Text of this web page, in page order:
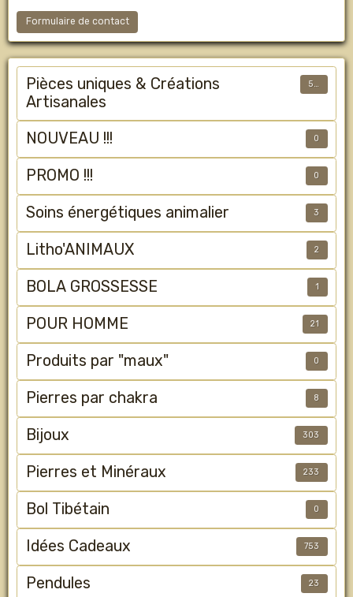
Formulaire de contact
Pièces uniques & Créations
Artisanales
50
NOUVEAU !!! 0
PROMO !!! 0
Soins énergétiques animalier 3
Litho'ANIMAUX 2
BOLA GROSSESSE 1
POUR HOMME 21
Produits par "maux" 0
Pierres par chakra 8
Bijoux 303
Pierres et Minéraux 233
Bol Tibétain 0
Idées Cadeaux 753
Pendules 23